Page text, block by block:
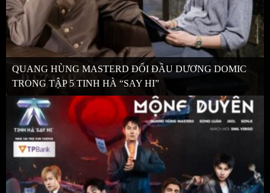
QUANG HÙNG MASTERD ĐỐI ĐẦU DƯƠNG DOMIC
TRONG TẬP 5 TINH HÀ “SAY HI”